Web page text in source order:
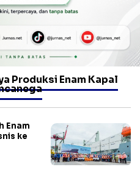
Produksi Enam Kapal
Enam
ke